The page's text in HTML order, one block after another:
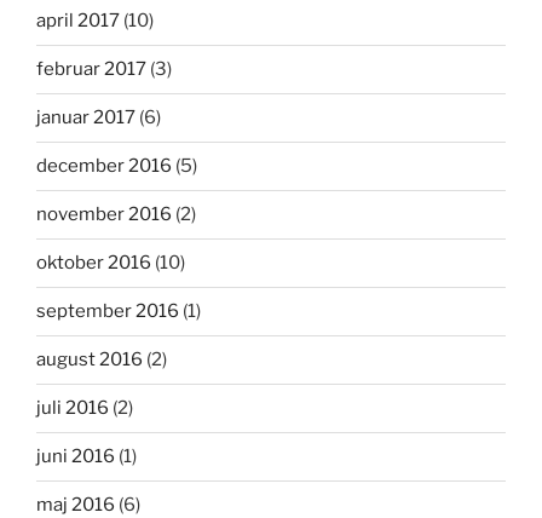
april 2017 (10)
februar 2017 (3)
januar 2017 (6)
december 2016 (5)
november 2016 (2)
oktober 2016 (10)
september 2016 (1)
august 2016 (2)
juli 2016 (2)
juni 2016 (1)
maj 2016 (6)